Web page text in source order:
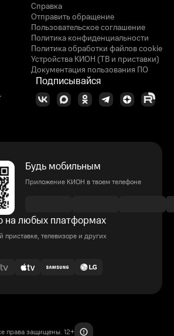
Справка
Отправить обращение
Пользовательское соглашение
Политика конфиденциальности
Политика обработки файлов cookie
Устройства КИОН (ТВ и приставки)
Документация пользования ПО
Подписывайся
Будь мобильным
Приложение КИОН в твоем телефоне
на любых платформах
приставке, телевизоре и других
права защищены. 12+